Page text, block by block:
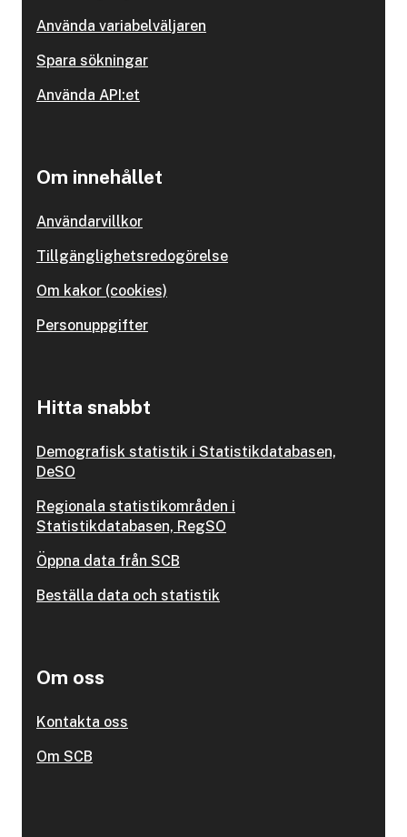
Använda variabelväljaren
Spara sökningar
Använda API:et
Om innehållet
Användarvillkor
Tillgänglighetsredogörelse
Om kakor (cookies)
Personuppgifter
Hitta snabbt
Demografisk statistik i Statistikdatabasen,
DeSO
Regionala statistikområden i
Statistikdatabasen, RegSO
Öppna data från SCB
Beställa data och statistik
Om oss
Kontakta oss
Om SCB